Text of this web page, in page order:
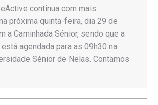
continua com mais
próxima quinta-feira, dia 29 de
a Caminhada Sénior, sendo que a
agendada para as 09h30 na
Sénior de Nelas. Contamos